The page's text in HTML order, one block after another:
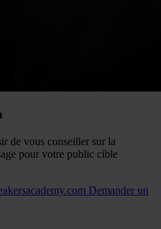
de vous conseiller sur la
pour votre public cible
Demander un